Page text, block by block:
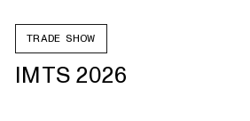
TRADE SHOW
IMTS 2026